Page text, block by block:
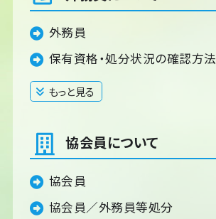
外務員
保有資格・処分状況の確認方法
もっと見る
閉じる
協会員について
協会員
協会員／外務員等処分